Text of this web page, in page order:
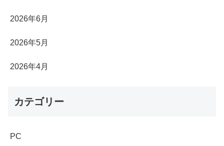
2026年6月
2026年5月
2026年4月
カテゴリー
PC